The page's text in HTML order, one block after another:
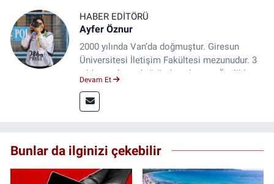
HABER EDITÖRÜ
Ayfer Öznur
2000 yılında Van’da doğmuştur. Giresun
Üniversitesi İletişim Fakültesi mezunudur. 3
yıldır medya sektöründe çalışıyor. Özelikle
Devam Et
Bunlar da ilginizi çekebilir